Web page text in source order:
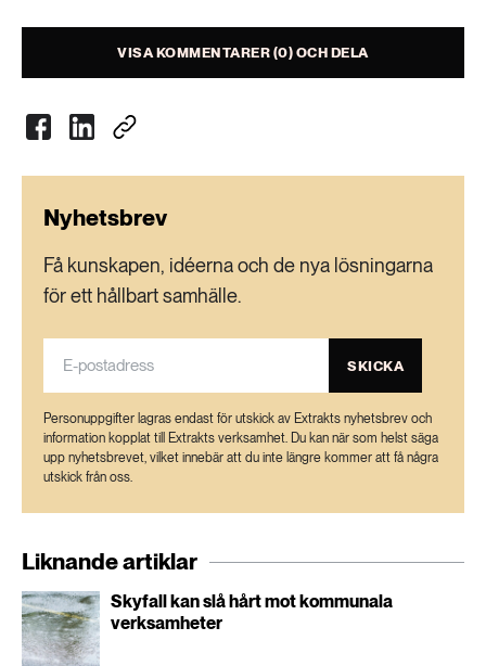
VISA KOMMENTARER (0) OCH DELA
Nyhetsbrev
Få kunskapen, idéerna och de nya lösningarna
för ett hållbart samhälle.
SKICKA
Personuppgifter lagras endast för utskick av Extrakts nyhetsbrev och
information kopplat till Extrakts verksamhet. Du kan när som helst säga
upp nyhetsbrevet, vilket innebär att du inte längre kommer att få några
utskick från oss.
Liknande artiklar
Skyfall kan slå hårt mot kommunala
verksamheter